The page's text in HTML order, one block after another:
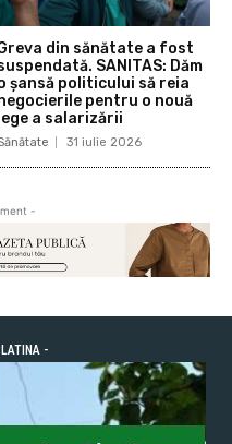
din sănătate a fost
SANITAS: Dăm
şansă politicului să reia
pentru o nouă
lege a salarizării
31 iulie 2026
-
-